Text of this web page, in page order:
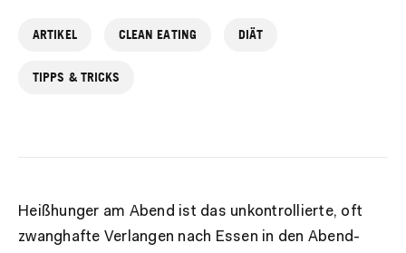
ARTIKEL CLEAN EATING DIÄT
TIPPS & TRICKS
Heißhunger am Abend ist das unkontrollierte, oft
zwanghafte Verlangen nach Essen in den Abend-